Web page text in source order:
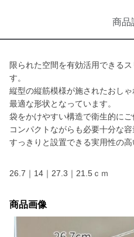
商品
限られた空間を有効活用できる
す。
縦型の縦筋模様が施されたおし
最適な形状となっています。
袋をかけやすい構造で衛生的にご
コンパクトながらも必要十分な
すっきりと設置できる実用性の高
26.7｜14｜27.3｜21.5ｃｍ
商品画像